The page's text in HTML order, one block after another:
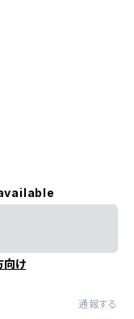
向け
通報する